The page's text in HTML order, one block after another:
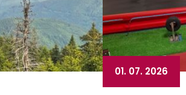
01. 07. 2026